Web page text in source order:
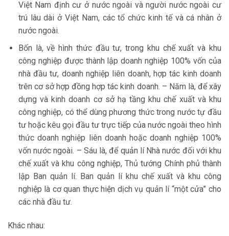
Việt Nam định cư ở nước ngoài và người nước ngoài cư
trú lâu dài ở Việt Nam, các tổ chức kinh tế và cá nhân ở
nước ngoài.
Bốn là, về hình thức đầu tư, trong khu chế xuất và khu
công nghiệp được thành lập doanh nghiệp 100% vốn của
nhà đầu tư, doanh nghiệp liên doanh, hợp tác kinh doanh
trên cơ sở hợp đồng hợp tác kinh doanh. – Năm là, để xây
dựng và kinh doanh cơ sở hạ tầng khu chế xuất và khu
công nghiệp, có thể dùng phương thức trong nước tự đầu
tư hoặc kêu gọi đầu tư trực tiếp của nước ngoài theo hình
thức doanh nghiệp liên doanh hoặc doanh nghiệp 100%
vốn nước ngoài. – Sáu là, để quản lí Nhà nước đối với khu
chế xuất và khu công nghiệp, Thủ tướng Chính phủ thành
lập Ban quản lí. Ban quản lí khu chế xuất và khu công
nghiệp là cơ quan thực hiện dịch vụ quản lí “một cửa” cho
các nhà đầu tư.
Khác nhau: